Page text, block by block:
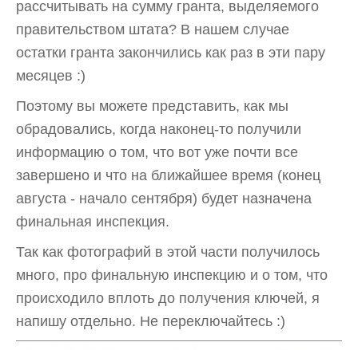
рассчитывать на сумму гранта, выделяемого
правительством штата? В нашем случае
остатки гранта закончились как раз в эти пару
месяцев :)
Поэтому вы можете представить, как мы
обрадовались, когда наконец-то получили
информацию о том, что вот уже почти все
завершено и что на ближайшее время (конец
августа - начало сентября) будет назначена
финальная инспекция.
Так как фотографий в этой части получилось
много, про финальную инспекцию и о том, что
происходило вплоть до получения ключей, я
напишу отдельно. Не переключайтесь :)